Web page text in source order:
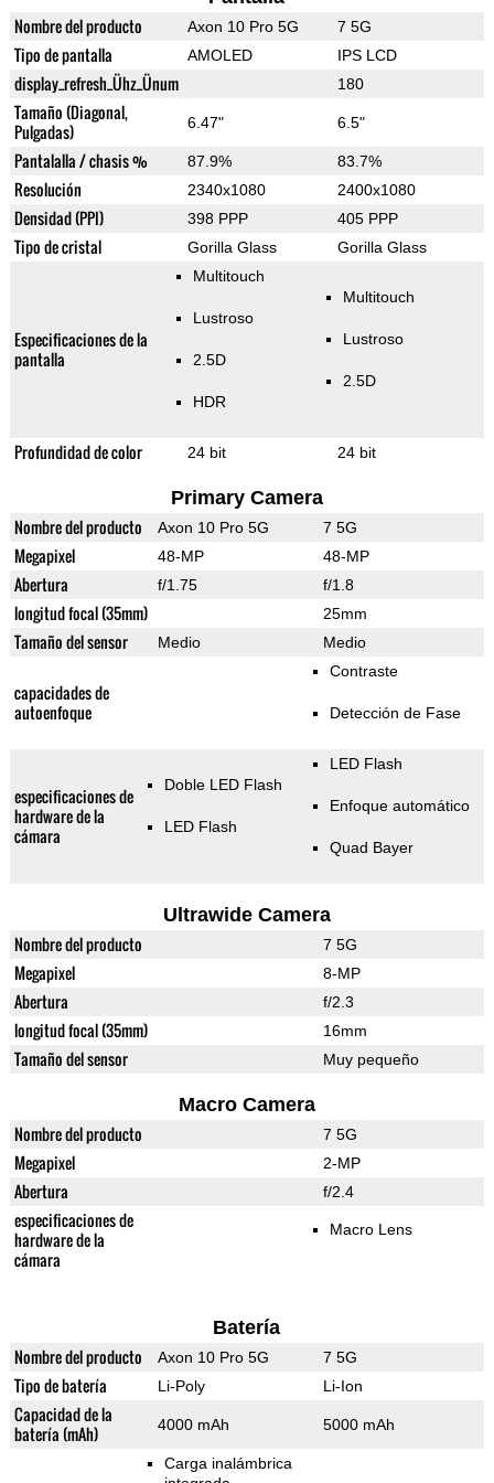
Nombre del producto Axon 10 Pro 5G 7 5G
Tipo de pantalla AMOLED IPS LCD
display_refresh_Ühz_Ünum 180
Tamaño (Diagonal,
Pulgadas)
6.47" 6.5"
Pantalalla / chasis % 87.9% 83.7%
Resolución 2340x1080 2400x1080
Densidad (PPI) 398 PPP 405 PPP
Tipo de cristal Gorilla Glass Gorilla Glass
Especificaciones de la
pantalla
Multitouch
Lustroso
2.5D
HDR
Multitouch
Lustroso
2.5D
Profundidad de color 24 bit 24 bit
Primary Camera
Nombre del producto Axon 10 Pro 5G 7 5G
Megapixel 48-MP 48-MP
Abertura f/1.75 f/1.8
longitud focal (35mm) 25mm
Tamaño del sensor Medio Medio
capacidades de
autoenfoque
Contraste
Detección de Fase
especificaciones de
hardware de la
cámara
Doble LED Flash
LED Flash
LED Flash
Enfoque automático
Quad Bayer
Ultrawide Camera
Nombre del producto 7 5G
Megapixel 8-MP
Abertura f/2.3
longitud focal (35mm) 16mm
Tamaño del sensor Muy pequeño
Macro Camera
Nombre del producto 7 5G
Megapixel 2-MP
Abertura f/2.4
especificaciones de
hardware de la
cámara
Macro Lens
Batería
Nombre del producto Axon 10 Pro 5G 7 5G
Tipo de batería Li-Poly Li-Ion
Capacidad de la
batería (mAh)
4000 mAh 5000 mAh
Carga inalámbrica